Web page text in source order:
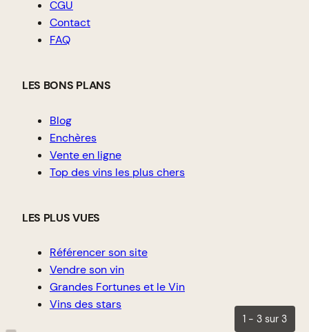
CGU
Contact
FAQ
LES BONS PLANS
Blog
Enchères
Vente en ligne
Top des vins les plus chers
LES PLUS VUES
Référencer son site
Vendre son vin
Grandes Fortunes et le Vin
Vins des stars
1 - 3 sur 3